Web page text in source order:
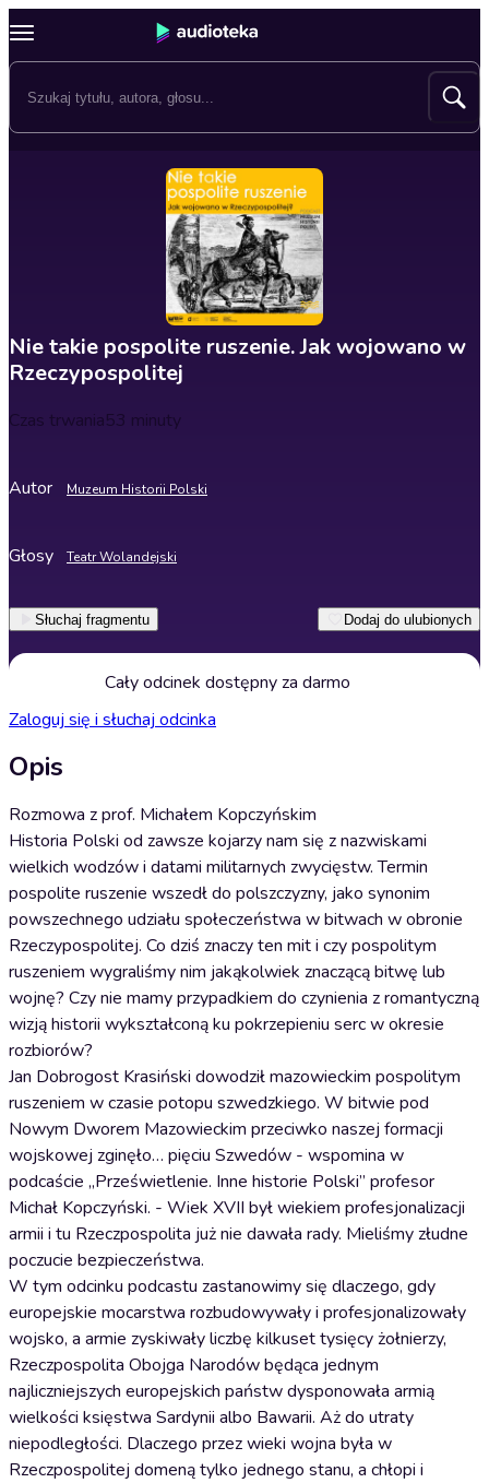
Nie takie pospolite ruszenie. Jak wojowano w
Rzeczypospolitej
Czas trwania53 minuty
Autor Muzeum Historii Polski
Głosy Teatr Wolandejski
Słuchaj fragmentu Dodaj do ulubionych
Cały odcinek dostępny za darmo
Zaloguj się i słuchaj odcinka
Opis
Rozmowa z prof. Michałem Kopczyńskim
Historia Polski od zawsze kojarzy nam się z nazwiskami
wielkich wodzów i datami militarnych zwycięstw. Termin
pospolite ruszenie wszedł do polszczyzny, jako synonim
powszechnego udziału społeczeństwa w bitwach w obronie
Rzeczypospolitej. Co dziś znaczy ten mit i czy pospolitym
ruszeniem wygraliśmy nim jakąkolwiek znaczącą bitwę lub
wojnę? Czy nie mamy przypadkiem do czynienia z romantyczną
wizją historii wykształconą ku pokrzepieniu serc w okresie
rozbiorów?
Jan Dobrogost Krasiński dowodził mazowieckim pospolitym
ruszeniem w czasie potopu szwedzkiego. W bitwie pod
Nowym Dworem Mazowieckim przeciwko naszej formacji
wojskowej zginęło… pięciu Szwedów - wspomina w
podcaście „Prześwietlenie. Inne historie Polski” profesor
Michał Kopczyński. - Wiek XVII był wiekiem profesjonalizacji
armii i tu Rzeczpospolita już nie dawała rady. Mieliśmy złudne
poczucie bezpieczeństwa.
W tym odcinku podcastu zastanowimy się dlaczego, gdy
europejskie mocarstwa rozbudowywały i profesjonalizowały
wojsko, a armie zyskiwały liczbę kilkuset tysięcy żołnierzy,
Rzeczpospolita Obojga Narodów będąca jednym
najliczniejszych europejskich państw dysponowała armią
wielkości księstwa Sardynii albo Bawarii. Aż do utraty
niepodległości. Dlaczego przez wieki wojna była w
Rzeczpospolitej domeną tylko jednego stanu, a chłopi i